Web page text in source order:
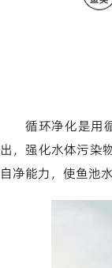
循环净化是用
出，强化水体污染
自净能力，使鱼池